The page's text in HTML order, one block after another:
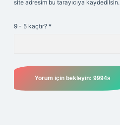
site adresim bu tarayıcıya kaydedilsin.
9 - 5 kaçtır? *